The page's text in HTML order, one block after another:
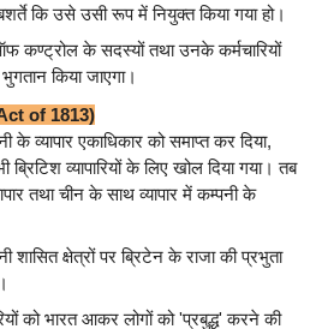
कि उसे उसी रूप में नियुक्त किया गया हो।
कण्ट्रोल के सदस्यों तथा उनके कर्मचारियों
किया जाएगा।
of 1813)
व्यापार एकाधिकार को समाप्त कर दिया,
ब्रिटिश व्यापारियों के लिए खोल दिया गया। तब
तथा चीन के साथ व्यापार में कम्पनी के
क्षेत्रों पर ब्रिटेन के राजा की प्रभुता
को भारत आकर लोगों को 'प्रबुद्ध' करने की